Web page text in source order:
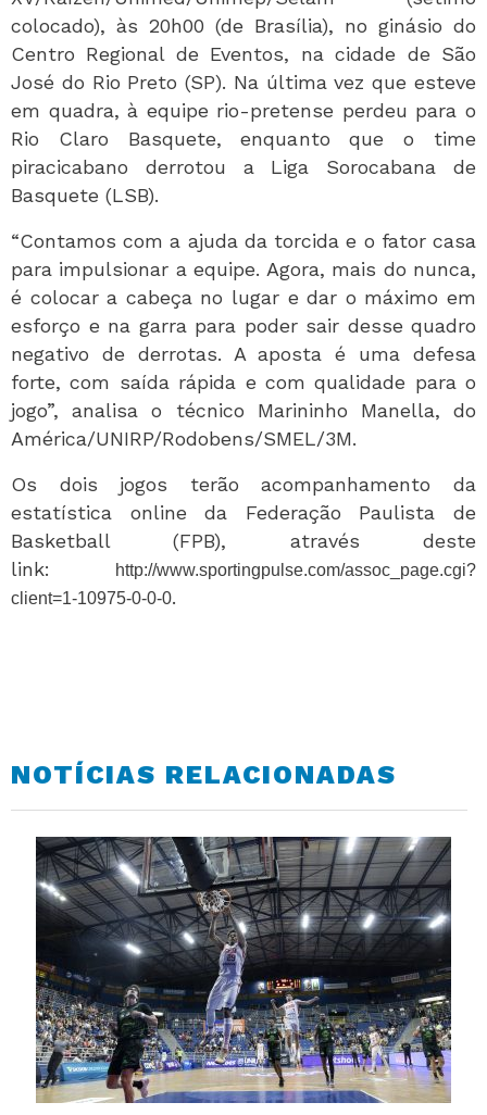
colocado), às 20h00 (de Brasília), no ginásio do
Centro Regional de Eventos, na cidade de São
José do Rio Preto (SP). Na última vez que esteve
em quadra, à equipe rio-pretense perdeu para o
Rio Claro Basquete, enquanto que o time
piracicabano derrotou a Liga Sorocabana de
Basquete (LSB).
“Contamos com a ajuda da torcida e o fator casa
para impulsionar a equipe. Agora, mais do nunca,
é colocar a cabeça no lugar e dar o máximo em
esforço e na garra para poder sair desse quadro
negativo de derrotas. A aposta é uma defesa
forte, com saída rápida e com qualidade para o
jogo”, analisa o técnico Marininho Manella, do
América/UNIRP/Rodobens/SMEL/3M.
Os dois jogos terão acompanhamento da
estatística online da Federação Paulista de
Basketball (FPB), através deste
link:
http://www.sportingpulse.com/assoc_page.cgi?
client=1-10975-0-0-0.
NOTÍCIAS RELACIONADAS